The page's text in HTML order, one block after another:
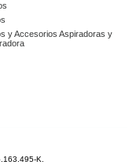
y Accesorios Aspiradoras y
K.